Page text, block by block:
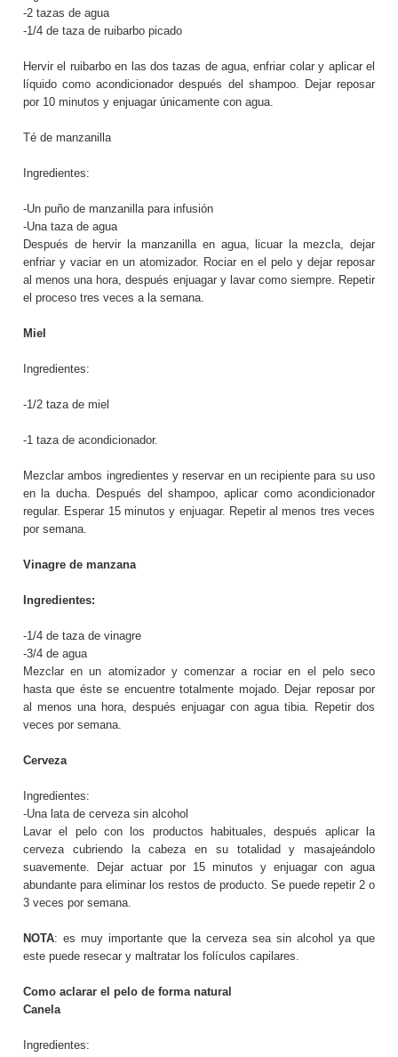
-2 tazas de agua
-1/4 de taza de ruibarbo picado
Hervir el ruibarbo en las dos tazas de agua, enfriar colar y aplicar el
líquido como acondicionador después del shampoo. Dejar reposar
por 10 minutos y enjuagar únicamente con agua.
Té de manzanilla
Ingredientes:
-Un puño de manzanilla para infusión
-Una taza de agua
Después de hervir la manzanilla en agua, licuar la mezcla, dejar
enfriar y vaciar en un atomizador. Rociar en el pelo y dejar reposar
al menos una hora, después enjuagar y lavar como siempre. Repetir
el proceso tres veces a la semana.
Miel
Ingredientes:
-1/2 taza de miel
-1 taza de acondicionador.
Mezclar ambos ingredientes y reservar en un recipiente para su uso
en la ducha. Después del shampoo, aplicar como acondicionador
regular. Esperar 15 minutos y enjuagar. Repetir al menos tres veces
por semana.
Vinagre de manzana
Ingredientes:
-1/4 de taza de vinagre
-3/4 de agua
Mezclar en un atomizador y comenzar a rociar en el pelo seco
hasta que éste se encuentre totalmente mojado. Dejar reposar por
al menos una hora, después enjuagar con agua tibia. Repetir dos
veces por semana.
Cerveza
Ingredientes:
-Una lata de cerveza sin alcohol
Lavar el pelo con los productos habituales, después aplicar la
cerveza cubriendo la cabeza en su totalidad y masajeándolo
suavemente. Dejar actuar por 15 minutos y enjuagar con agua
abundante para eliminar los restos de producto. Se puede repetir 2 o
3 veces por semana.
NOTA: es muy importante que la cerveza sea sin alcohol ya que
este puede resecar y maltratar los folículos capilares.
Como aclarar el pelo de forma natural
Canela
Ingredientes: